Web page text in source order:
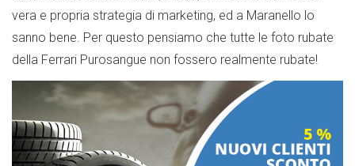
vera e propria strategia di marketing, ed a Maranello lo
sanno bene. Per questo pensiamo che tutte le foto rubate
della Ferrari Purosangue non fossero realmente rubate!